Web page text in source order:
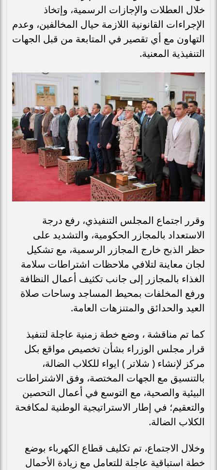
خلال العطلات والإجازات الرسمية، وإتخاذ
الإجراءات القانونية اللازمة حيال المخالفين، وعدم
التهاون مع أي تقصير في المتابعة من قبل الجهات
التنفيذية المعنية.
وقرر اجتماع المجلس التنفيذي، رفع درجة
الاستعداد بالمجازر الحكومية، والتشديد على
حظر الذبح خارج المجازر الرسمية، مع تشكيل
لجان معاينة لتلافي ملاحظات اشتراطات سلامة
الغذاء بالمجازر إلى جانب تكثيف أعمال النظافة
ورفع المخلفات بمحيط المساجد وساحات صلاة
العيد والحدائق والمتنزهات العامة.
كما تم مناقشة ، وضع خطة زمنية عاجلة لتنفيذ
قرار مجلس الوزراء بشأن تخصيص مواقع بكل
مركز لإنشاء ( شلاتر ) ايواء للكلاب الضالة،
بالتنسيق مع الجهات المختصة، وفق الاشتراطات
البيئية والصحية، مع التوسع في أعمال التحصين
والتعقيم؛ في إطار الاستراتيجية الوطنية لمكافحة
الكلاب الضالة.
وخلال الاجتماع، تم تكليف قطاع الكهرباء بوضع
خطة استباقية عاجلة للتعامل مع زيادة الأحمال